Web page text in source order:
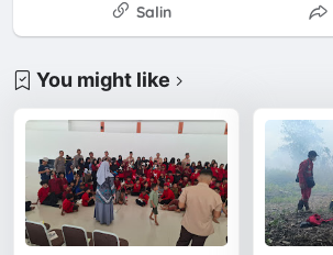
Salin
You might like